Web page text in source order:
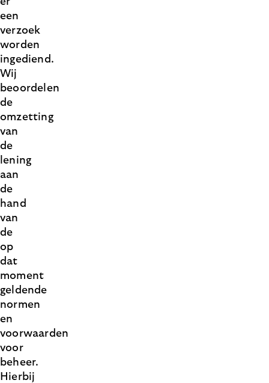
een
verzoek
worden
ingediend.
Wij
beoordelen
de
omzetting
van
de
lening
aan
de
hand
van
de
op
dat
moment
geldende
normen
en
voorwaarden
voor
beheer.
Hierbij